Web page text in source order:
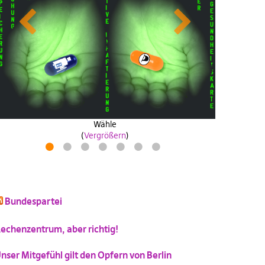
Previous
Wähle
(Vergrößern)
antifanatische aktion
(Vergrößern)
industrie40wasa
(Vergrößern)
(Vergrößern
zeitpiratzuwerden
(Vergrößern)
(Vergrößern
Drosselkom
Next
1 2 3 4 5 6 7
Bundespartei
aber richtig!
Mitgefühl gilt den Opfern von Berlin